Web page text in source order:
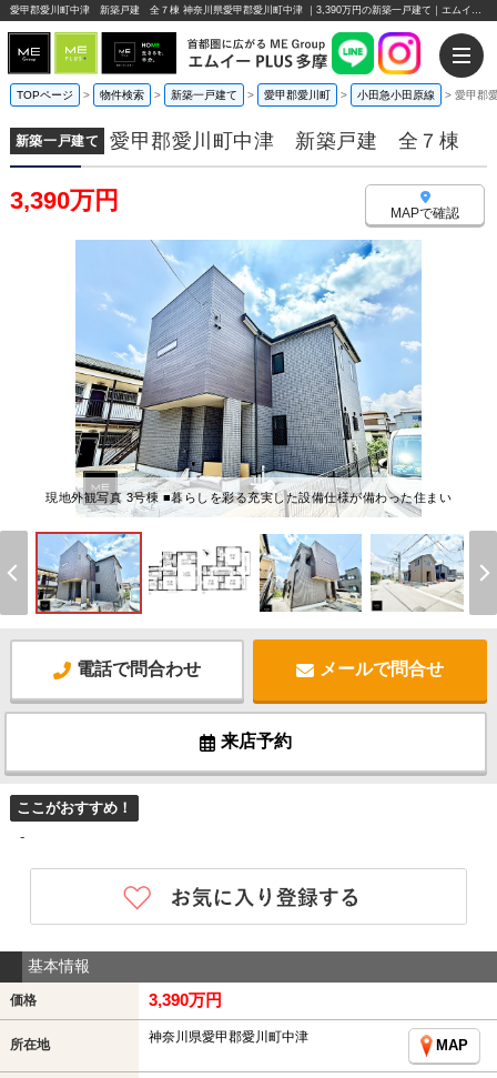
愛甲郡愛川町中津 新築戸建 全７棟 神奈川県愛甲郡愛川町中津 ｜3,390万円の新築一戸建て｜エムイーPLUS多摩
TOPページ > 物件検索 > 新築一戸建て > 愛甲郡愛川町 > 小田急小田原線 > 愛甲郡
新築一戸建て 愛甲郡愛川町中津 新築戸建 全７棟
3,390万円 MAPで確認
現地外観写真 3号棟 ■暮らしを彩る充実した設備仕様が備わった住まい
電話で問合わせ メールで問合せ
来店予約
ここがおすすめ！
-
基本情報
価格 3,390万円
所在地 神奈川県愛甲郡愛川町中津
MAP